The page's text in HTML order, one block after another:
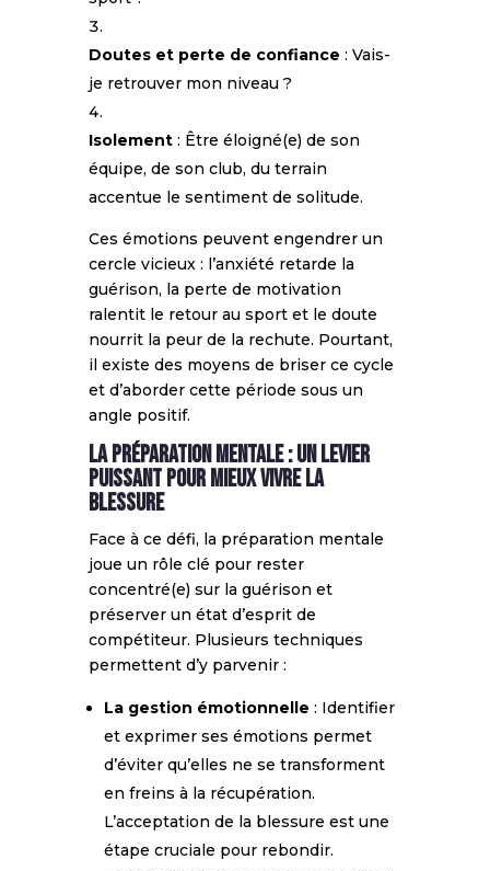
Doutes et perte de confiance : Vais-
je retrouver mon niveau ?
Isolement: Être éloigné(e) de son
équipe, de son club, du terrain
accentue le sentiment de solitude.
Ces émotions peuvent engendrer un
cercle vicieux : l’anxiété retarde la
guérison, la perte de motivation
ralentit le retour au sport et le doute
nourrit la peur de la rechute. Pourtant,
il existe des moyens de briser ce cycle
et d’aborder cette période sous un
angle positif.
La préparation mentale : un levier
puissant pour mieux vivre la
blessure
Face à ce défi, la préparation mentale
joue un rôle clé pour rester
concentré(e) sur la guérison et
préserver un état d’esprit de
compétiteur. Plusieurs techniques
permettent d’y parvenir :
La gestion émotionnelle : Identifier
et exprimer ses émotions permet
d’éviter qu’elles ne se transforment
en freins à la récupération.
L’acceptation de la blessure est une
étape cruciale pour rebondir.